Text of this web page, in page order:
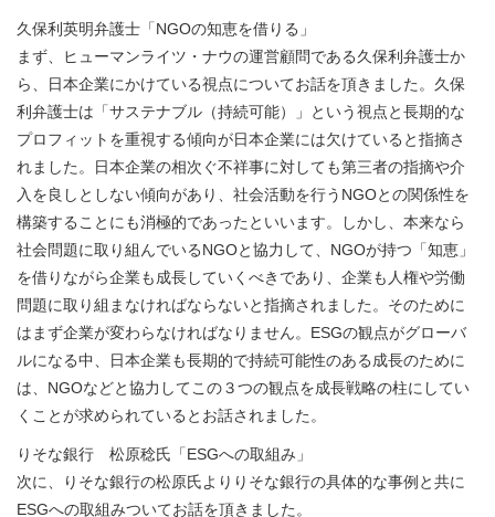
久保利英明弁護士「NGOの知恵を借りる」
まず、ヒューマンライツ・ナウの運営顧問である久保利弁護士か
ら、日本企業にかけている視点についてお話を頂きました。久保
利弁護士は「サステナブル（持続可能）」という視点と長期的な
プロフィットを重視する傾向が日本企業には欠けていると指摘さ
れました。日本企業の相次ぐ不祥事に対しても第三者の指摘や介
入を良しとしない傾向があり、社会活動を行うNGOとの関係性を
構築することにも消極的であったといいます。しかし、本来なら
社会問題に取り組んでいるNGOと協力して、NGOが持つ「知恵」
を借りながら企業も成長していくべきであり、企業も人権や労働
問題に取り組まなければならないと指摘されました。そのために
はまず企業が変わらなければなりません。ESGの観点がグローバ
ルになる中、日本企業も長期的で持続可能性のある成長のために
は、NGOなどと協力してこの３つの観点を成長戦略の柱にしてい
くことが求められているとお話されました。
りそな銀行 松原稔氏「ESGへの取組み」
次に、りそな銀行の松原氏よりりそな銀行の具体的な事例と共に
ESGへの取組みついてお話を頂きました。